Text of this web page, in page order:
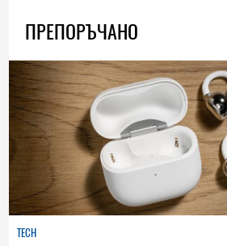
ПРЕПОРЪЧАНО
TECH